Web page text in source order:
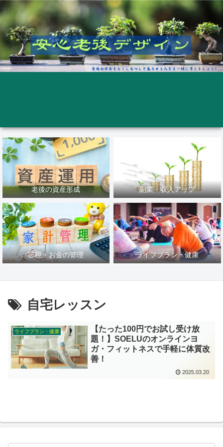
老後の資産形成 副業・収入アップ
節税・お金の管理 ライフプラン・健康
自宅レッスン
ライフプラン・健康
【たった100円でお試し受け放
題！】SOELUのオンラインヨ
ガ・フィットネスで手軽に体質改
善！
2025.03.20